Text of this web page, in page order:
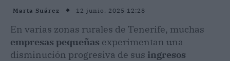
Marta Suárez 12 junio, 2025 12:28
En varias zonas rurales de Tenerife, muchas
empresas pequeñas experimentan una
disminución progresiva de sus ingresos